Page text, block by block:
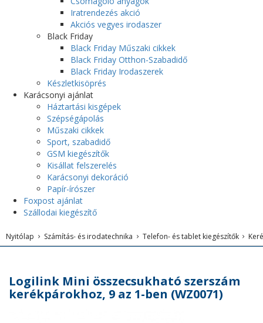
Iratrendezés akció
Akciós vegyes irodaszer
Black Friday
Black Friday Műszaki cikkek
Black Friday Otthon-Szabadidő
Black Friday Irodaszerek
Készletkisöprés
Karácsonyi ajánlat
Háztartási kisgépek
Szépségápolás
Műszaki cikkek
Sport, szabadidő
GSM kiegészítők
Kisállat felszerelés
Karácsonyi dekoráció
Papír-írószer
Foxpost ajánlat
Szállodai kiegészítő
Nyitólap Számítás- és irodatechnika Telefon- és tablet kiegészítők
Logilink Mini összecsukható szerszám
kerékpárokhoz, 9 az 1-ben (WZ0071)